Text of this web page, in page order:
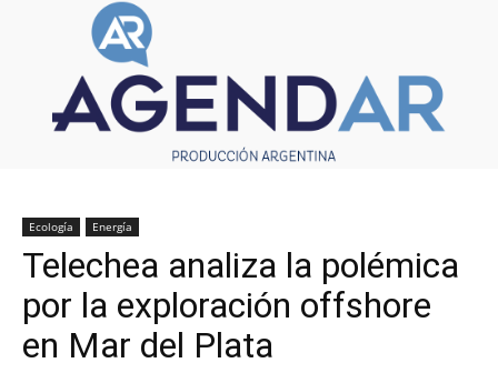
Ecología Energía
Telechea analiza la polémica
por la exploración offshore
en Mar del Plata